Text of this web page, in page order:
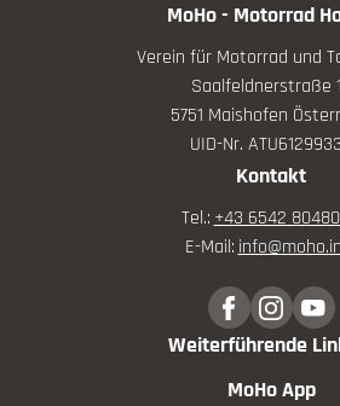
MoHo - Motorrad
Verein für Motorrad und
Saalfeldnerstraße
5751 Maishofen
UID-Nr.
Kontakt
Tel.:+43 6542
E-Mail:info@moho.
Weiterführende
MoHo App